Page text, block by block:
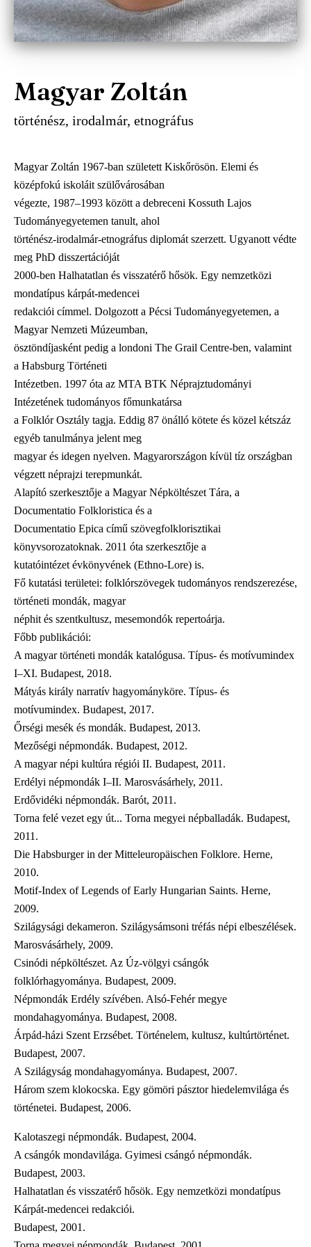
Magyar Zoltán
történész, irodalmár, etnográfus
Magyar Zoltán 1967-ban született Kiskőrösön. Elemi és
középfokú iskoláit szülővárosában
végezte, 1987‒1993 között a debreceni Kossuth Lajos
Tudományegyetemen tanult, ahol
történész-irodalmár-etnográfus diplomát szerzett. Ugyanott védte
meg PhD disszertációját
2000-ben Halhatatlan és visszatérő hősök. Egy nemzetközi
mondatípus kárpát-medencei
redakciói címmel. Dolgozott a Pécsi Tudományegyetemen, a
Magyar Nemzeti Múzeumban,
ösztöndíjasként pedig a londoni The Grail Centre-ben, valamint
a Habsburg Történeti
Intézetben. 1997 óta az MTA BTK Néprajztudományi
Intézetének tudományos főmunkatársa
a Folklór Osztály tagja. Eddig 87 önálló kötete és közel kétszáz
egyéb tanulmánya jelent meg
magyar és idegen nyelven. Magyarországon kívül tíz országban
végzett néprajzi terepmunkát.
Alapító szerkesztője a Magyar Népköltészet Tára, a
Documentatio Folkloristica és a
Documentatio Epica című szövegfolklorisztikai
könyvsorozatoknak. 2011 óta szerkesztője a
kutatóintézet évkönyvének (Ethno-Lore) is.
Fő kutatási területei: folklórszövegek tudományos rendszerezése,
történeti mondák, magyar
néphit és szentkultusz, mesemondók repertoárja.
Főbb publikációi:
A magyar történeti mondák katalógusa. Típus- és motívumindex
I‒XI. Budapest, 2018.
Mátyás király narratív hagyományköre. Típus- és
motívumindex. Budapest, 2017.
Őrségi mesék és mondák. Budapest, 2013.
Mezőségi népmondák. Budapest, 2012.
A magyar népi kultúra régiói II. Budapest, 2011.
Erdélyi népmondák I‒II. Marosvásárhely, 2011.
Erdővidéki népmondák. Barót, 2011.
Torna felé vezet egy út... Torna megyei népballadák. Budapest,
2011.
Die Habsburger in der Mitteleuropäischen Folklore. Herne,
2010.
Motif-Index of Legends of Early Hungarian Saints. Herne,
2009.
Szilágysági dekameron. Szilágysámsoni tréfás népi elbeszélések.
Marosvásárhely, 2009.
Csinódi népköltészet. Az Úz-völgyi csángók
folklórhagyománya. Budapest, 2009.
Népmondák Erdély szívében. Alsó-Fehér megye
mondahagyománya. Budapest, 2008.
Árpád-házi Szent Erzsébet. Történelem, kultusz, kultúrtörténet.
Budapest, 2007.
A Szilágyság mondahagyománya. Budapest, 2007.
Három szem klokocska. Egy gömöri pásztor hiedelemvilága és
történetei. Budapest, 2006.
Kalotaszegi népmondák. Budapest, 2004.
A csángók mondavilága. Gyimesi csángó népmondák.
Budapest, 2003.
Halhatatlan és visszatérő hősök. Egy nemzetközi mondatípus
Kárpát-medencei redakciói.
Budapest, 2001.